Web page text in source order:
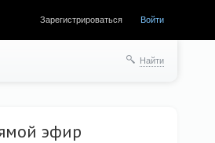
Зарегистрироваться Войти
Найти
эфир